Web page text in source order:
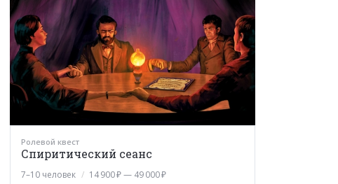
Ролевой квест
Спиритический сеанс
7–10 человек
14 900 ₽ — 49 000 ₽